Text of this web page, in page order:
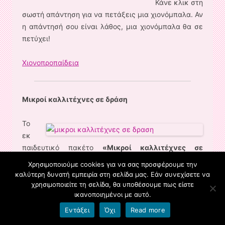
Κάνε κλικ στη
σωστή απάντηση για να πετάξεις μια χιονόμπαλα. Αν
η απάντησή σου είναι λάθος, μια χιονόμπαλα θα σε
πετύχει!
Χιονοπροπαίδεια
Μικροί καλλιτέχνες σε δράση
Το
εκ
παιδευτικό πακέτο «Μικροί καλλιτέχνες σε
Επικοινωνίας μεενότητες ζωγραφικής, σχεδίου,
μουσικής, κειμένων, εικόνων, έργων τέχνης,και
επιτυγχάνει άμεσο οπτικό – ακουστικό αποτέλεσμα,
επιτρέποντας τη μεταφορά του αποτελέσματος σε
άλλα μέσα και υλικά.
Χρησιμοποιούμε cookies για να σας προσφέρουμε την
καλύτερη δυνατή εμπειρία στη σελίδα μας. Εάν συνεχίσετε να
χρησιμοποιείτε τη σελίδα, θα υποθέσουμε πως είστε
ικανοποιημένοι με αυτό.
Εντάξει
Όχι Read more